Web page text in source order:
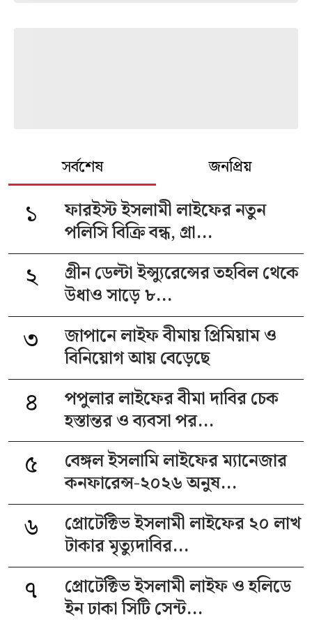
সর্বশেষ জনপ্রিয়
১
ফারইস্ট ইসলামী লাইফের নতুন
পলিসি বিক্রি বন্ধ, গ্রা...
২
গ্রীন ডেল্টা ইন্স্যুরেন্সের তহবিল থেকে
উধাও সাড়ে ৮...
৩
জাপানে লাইফ বীমায় প্রিমিয়াম ও
বিনিয়োগ আয় বেড়েছে
৪
পপুলার লাইফের বীমা দাবির চেক
হস্তান্তর ও ব্যবসা পর...
৫
বেঙ্গল ইসলামি লাইফের ম্যানেজার
কনফারেন্স-২০২৬ অনুষ...
৬
প্রোটেক্টিভ ইসলামী লাইফের ২০ লাখ
টাকার মৃত্যুদাবির...
৭
প্রোটেক্টিভ ইসলামী লাইফ ও হলিডে
ইন ঢাকা সিটি সেন্ট...